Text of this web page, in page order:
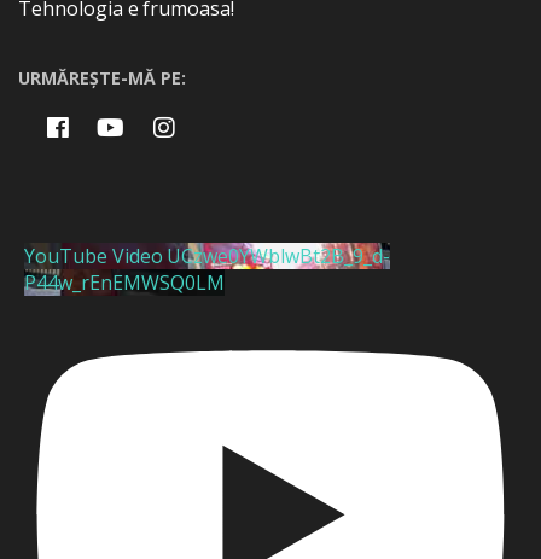
Tehnologia e frumoasa!
URMĂREȘTE-MĂ PE:
YouTube Video UCzwe0YWblwBt2B_9_d-
P44w_rEnEMWSQ0LM